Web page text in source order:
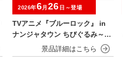
TVアニメ『ブルーロック』 in
ナンジャタウン ちびぐるみ～チ
ャイにゃFes～
2026年6 月 26 日～登場